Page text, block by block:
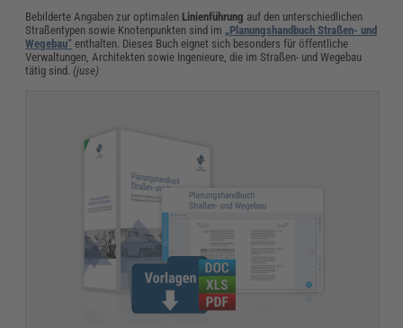
Bebilderte Angaben zur optimalen Linienführung auf den unterschiedlichen
Straßentypen sowie Knotenpunkten sind im „Planungshandbuch Straßen- und
Wegebau“ enthalten. Dieses Buch eignet sich besonders für öffentliche
Verwaltungen, Architekten sowie Ingenieure, die im Straßen- und Wegebau
tätig sind. (juse)